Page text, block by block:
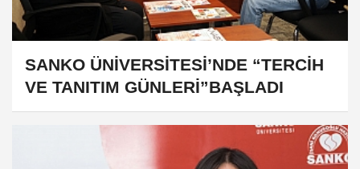
SANKO ÜNİVERSİTESİ’NDE “TERCİH
VE TANITIM GÜNLERİ”BAŞLADI